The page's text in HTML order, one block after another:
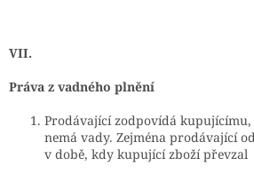
VII.
Práva z vadného plnění
Prodávající zodpovídá
nemá vady. Zejména prodávající
v době, kdy kupující zboží převzal